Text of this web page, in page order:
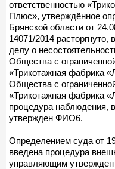
ответственностью
Плюс», утверждённое
Брянской области от
14071/2014 расторгнуто,
делу о
Общества с
«Трикотажная фабрика
Общества с
«Трикотажная фабрика
процедура
утвержден ФИО6.
Определением суда от
введена процедура
управляющим